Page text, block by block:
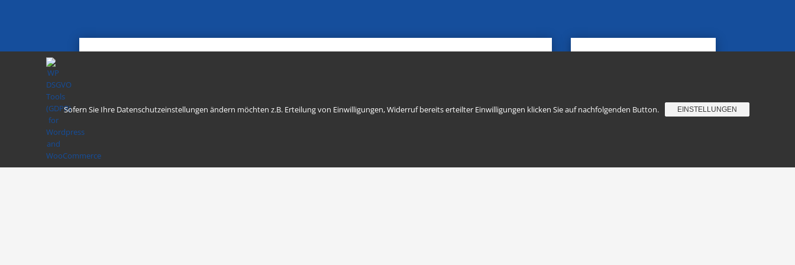
info@tce-
Impressum
Sofern Sie Ihre Datenschutzeinstellungen ändern möchten z.B. Erteilung von Einwilligungen, Widerruf bereits erteilter Einwilligungen klicken Sie auf nachfolgenden Button. EINSTELLUNGEN